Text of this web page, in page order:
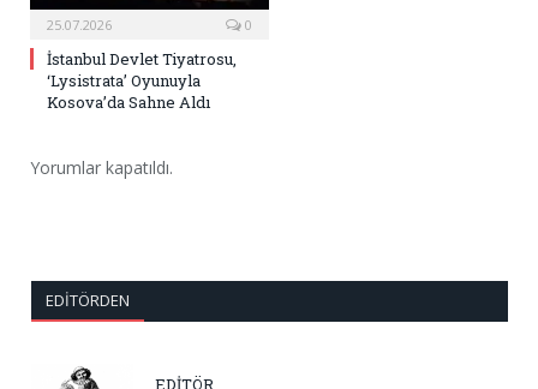
25.07.2026 0
İstanbul Devlet Tiyatrosu,
‘Lysistrata’ Oyunuyla
Kosova’da Sahne Aldı
Yorumlar kapatıldı.
EDITÖRDEN
EDİTÖR